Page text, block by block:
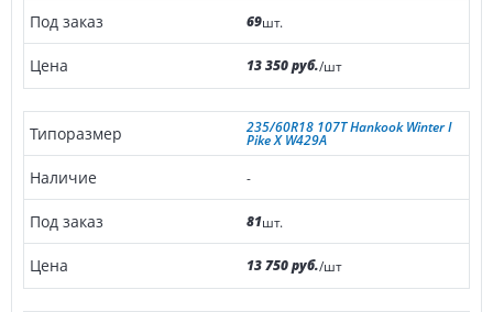
69шт.
13 350 руб./шт
235/60R18 107T Hankook Winter I
Pike X W429A
-
81шт.
13 750 руб./шт